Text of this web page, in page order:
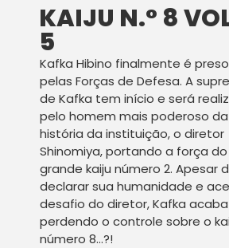
KAIJU N.° 8
5
Kafka Hibino finalmente é preso
pelas Forças de Defesa. A
de Kafka tem início e será
pelo homem mais poderoso da
história da instituição, o diretor
Shinomiya, portando a força do
grande kaiju número 2. Apesar
declarar sua humanidade e
desafio do diretor, Kafka acaba
perdendo o controle sobre o
número 8…?!